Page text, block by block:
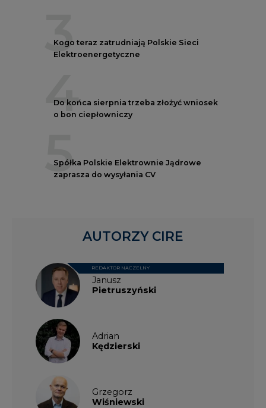
3
Kogo teraz zatrudniają Polskie Sieci
Elektroenergetyczne
4
Do końca sierpnia trzeba złożyć wniosek
o bon ciepłowniczy
5
Spółka Polskie Elektrownie Jądrowe
zaprasza do wysyłania CV
Janusz
Pietruszyński
REDAKTOR NACZELNY
Adrian
Kędzierski
Grzegorz
Wiśniewski
AUTORZY CIRE